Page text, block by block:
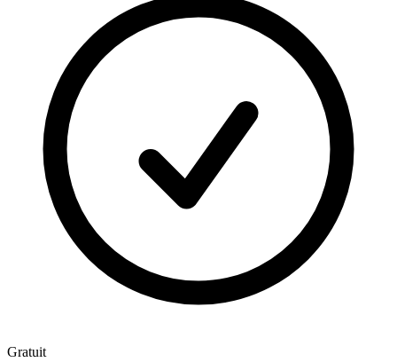
Gratuit